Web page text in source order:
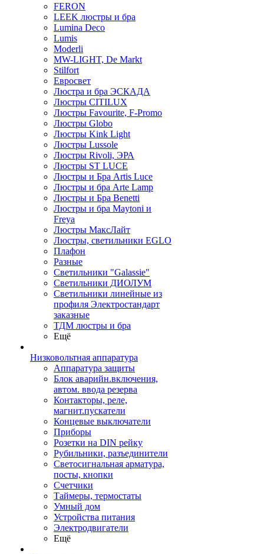
FERON
LEEK люстры и бра
Lumina Deco
Lumis
Moderli
MW-LIGHT, De Markt
Stilfort
Евросвет
Люстра и бра ЭСКАДА
Люстры CITILUX
Люстры Favourite, F-Promo
Люстры Globo
Люстры Kink Light
Люстры Lussole
Люстры Rivoli, ЭРА
Люстры ST LUCE
Люстры и Бра Artis Luce
Люстры и бра Arte Lamp
Люстры и Бра Benetti
Люстры и бра Maytoni и
Freya
Люстры МаксЛайт
Люстры, светильники EGLO
Плафон
Разные
Светильники "Galassie"
Светильники ДИОЛУМ
Светильники линейные из
профиля Электростандарт
заказные
ТДМ люстры и бра
Ещё
Низковольтная аппаратура
Аппаратура защиты
Блок аварийн.включения,
автом. ввода резерва
Контакторы, реле,
магнит.пускатели
Концевые выключатели
Приборы
Розетки на DIN рейку
Рубильники, разъединители
Светосигнальная арматура,
посты, кнопки
Счетчики
Таймеры, термостаты
Умный дом
Устройства питания
Электродвигатели
Ещё